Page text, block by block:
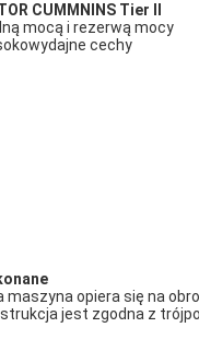
CUMMNINS Tier II
mocą i rezerwą mocy
cechy
maszyna opiera się na
jest zgodna z